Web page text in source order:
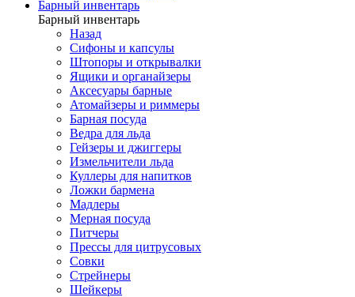
Барный инвентарь
Барный инвентарь
Назад
Сифоны и капсулы
Штопоры и открывалки
Ящики и органайзеры
Аксесуары барные
Атомайзеры и риммеры
Барная посуда
Ведра для льда
Гейзеры и джиггеры
Измельчители льда
Куллеры для напитков
Ложки бармена
Мадлеры
Мерная посуда
Питчеры
Прессы для цитрусовых
Совки
Стрейнеры
Шейкеры